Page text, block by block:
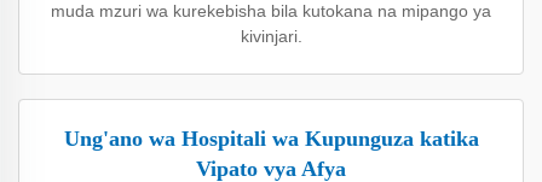
muda mzuri wa kurekebisha bila kutokana na mipango ya
kivinjari.
Ung'ano wa Hospitali wa Kupunguza katika
Vipato vya Afya